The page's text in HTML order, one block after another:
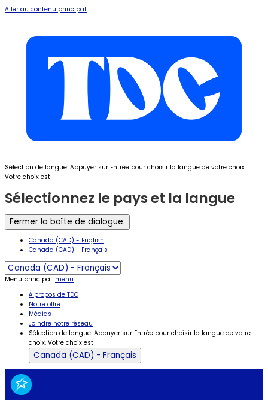
Aller au contenu principal.
Sélection de langue. Appuyer sur Entrée pour choisir la langue de votre choix.
Votre choix est
Sélectionnez le pays et la langue
Fermer la boîte de dialogue.
Canada (CAD) - English
Canada (CAD) - Français
Menu principal. menu
À propos de TDC
Notre offre
Médias
Joindre notre réseau
Sélection de langue. Appuyer sur Entrée pour choisir la langue de votre
choix. Votre choix est
Canada (CAD) - Français